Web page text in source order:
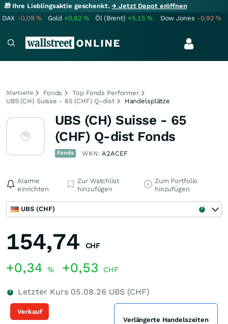
🎁 Ihre Lieblingsaktie geschenkt.→ Jetzt Depot eröffnen
DAX -0,09% Gold +0,62% Öl (Brent) +5,15% Dow Jones -0,92%
Startseite Fonds
Top Fonds Performer
UBS (CH) Suisse - 65 (CHF) Q-dist
Handelsplätze
UBS (CH) Suisse - 65
(CHF) Q-dist Fonds
Fonds WKN:A2ACEF
Alarme
einrichten
Zur Watchlist
hinzufügen
Zum Portfolio
hinzufügen
UBS (CHF)
154,74 CHF
+0,34 % +0,53 CHF
Letzter Kurs 05.08.26 UBS (CHF)
Verkauf
Verlängerte Handelszeiten